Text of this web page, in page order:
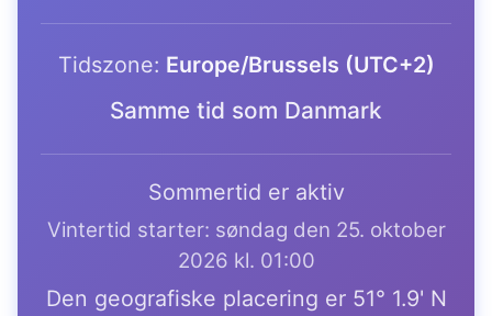
Tidszone: Europe/Brussels (UTC+2)
Samme tid som Danmark
Sommertid er aktiv
Vintertid starter: søndag den 25. oktober
2026 kl. 01:00
Den geografiske placering er 51° 1.9' N